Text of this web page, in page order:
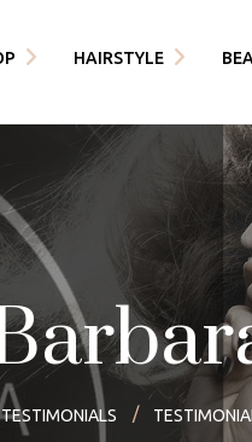
per
HAIRSTYLE
Il nostro Biondo
Trattamenti cute
Trattamenti
Epilazione
TESTIMONIALS